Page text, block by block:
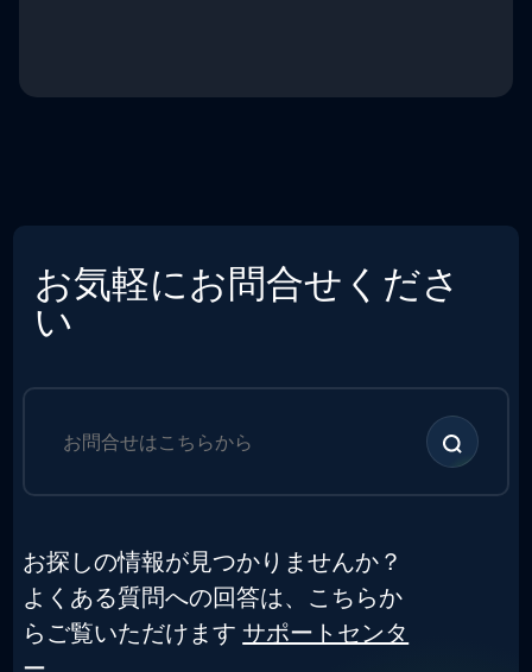
お気軽にお問合せくださ
い
お探しの情報が見つかりませんか？
よくある質問への回答は、こちらか
らご覧いただけます サポートセンタ